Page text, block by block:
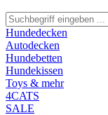
Hundedecken
Autodecken
Hundebetten
Hundekissen
Toys & mehr
4CATS
SALE